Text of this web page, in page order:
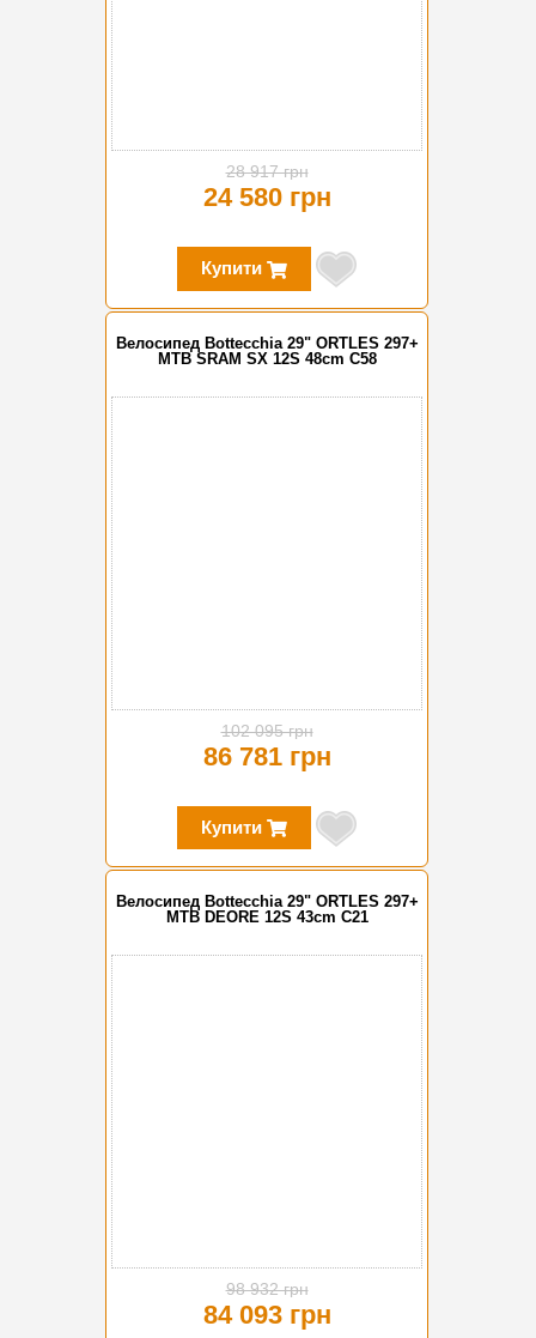
28 917 грн
24 580 грн
Купити
Велосипед Bottecchia 29" ORTLES 297+
MTB SRAM SX 12S 48cm C58
102 095 грн
86 781 грн
Купити
Велосипед Bottecchia 29" ORTLES 297+
MTB DEORE 12S 43cm C21
98 932 грн
84 093 грн